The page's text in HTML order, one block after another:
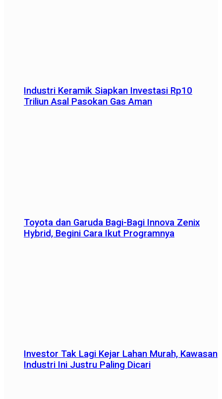
Industri Keramik Siapkan Investasi Rp10
Triliun Asal Pasokan Gas Aman
Toyota dan Garuda Bagi-Bagi Innova Zenix
Hybrid, Begini Cara Ikut Programnya
Investor Tak Lagi Kejar Lahan Murah, Kawasan
Industri Ini Justru Paling Dicari